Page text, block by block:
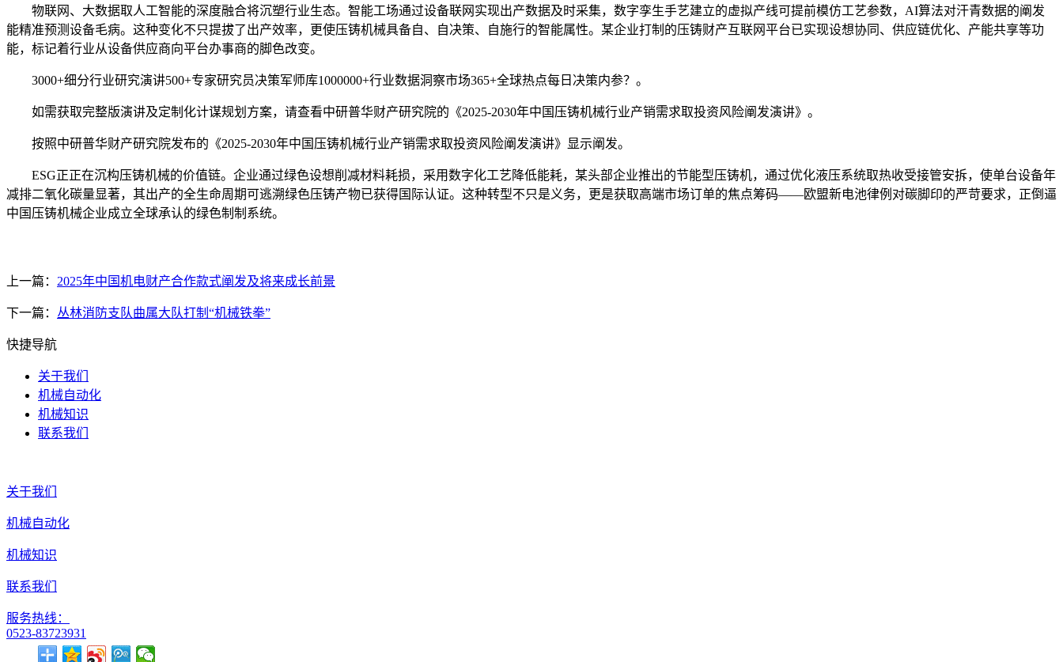
物联网、大数据取人工智能的深度融合将沉塑行业生态。智能工场通过设备联网实现出产数据及时采集，数字孪生手艺建立的虚拟产线可提前模仿工艺参数，AI算法对汗青数据的阐发
能精准预测设备毛病。这种变化不只提拔了出产效率，更使压铸机械具备自、自决策、自施行的智能属性。某企业打制的压铸财产互联网平台已实现设想协同、供应链优化、产能共享等功
能，标记着行业从设备供应商向平台办事商的脚色改变。
3000+细分行业研究演讲500+专家研究员决策军师库1000000+行业数据洞察市场365+全球热点每日决策内参？。
如需获取完整版演讲及定制化计谋规划方案，请查看中研普华财产研究院的《2025-2030年中国压铸机械行业产销需求取投资风险阐发演讲》。
按照中研普华财产研究院发布的《2025-2030年中国压铸机械行业产销需求取投资风险阐发演讲》显示阐发。
ESG正正在沉构压铸机械的价值链。企业通过绿色设想削减材料耗损，采用数字化工艺降低能耗，某头部企业推出的节能型压铸机，通过优化液压系统取热收受接管安拆，使单台设备年
减排二氧化碳量显著，其出产的全生命周期可逃溯绿色压铸产物已获得国际认证。这种转型不只是义务，更是获取高端市场订单的焦点筹码——欧盟新电池律例对碳脚印的严苛要求，正倒逼
中国压铸机械企业成立全球承认的绿色制制系统。
上一篇： 2025年中国机电财产合作款式阐发及将来成长前景
下一篇： 丛林消防支队曲属大队打制“机械铁拳”
快捷导航
关于我们
机械自动化
机械知识
联系我们
关于我们
机械自动化
机械知识
联系我们
服务热线：
0523-83723931